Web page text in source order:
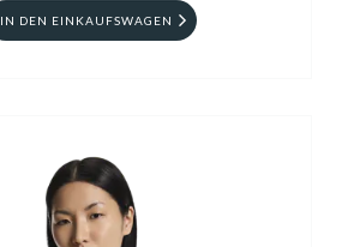
IN DEN EINKAUFSWAGEN